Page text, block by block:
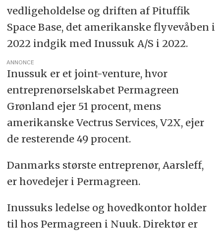
vedligeholdelse og driften af Pituffik
Space Base, det amerikanske flyvevåben i
2022 indgik med Inussuk A/S i 2022.
ANNONCE
Inussuk er et joint-venture, hvor
entreprenørselskabet Permagreen
Grønland ejer 51 procent, mens
amerikanske Vectrus Services, V2X, ejer
de resterende 49 procent.
Danmarks største entreprenør, Aarsleff,
er hovedejer i Permagreen.
Inussuks ledelse og hovedkontor holder
til hos Permagreen i Nuuk. Direktør er